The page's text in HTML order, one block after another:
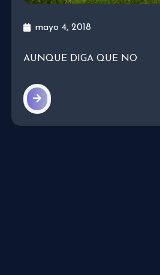
mayo 4, 2018
AUNQUE DIGA QUE NO